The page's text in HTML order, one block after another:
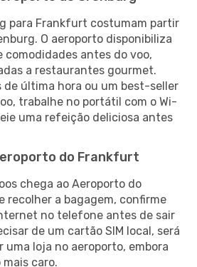
para Frankfurt costumam partir
O aeroporto disponibiliza
comodidades antes do voo,
a restaurantes gourmet.
de última hora ou um best-seller
trabalhe no portátil com o Wi-
uma refeição deliciosa antes
do Frankfurt
chega ao Aeroporto do
recolher a bagagem, confirme
no telefone antes de sair
de um cartão SIM local, será
loja no aeroporto, embora
mais caro.